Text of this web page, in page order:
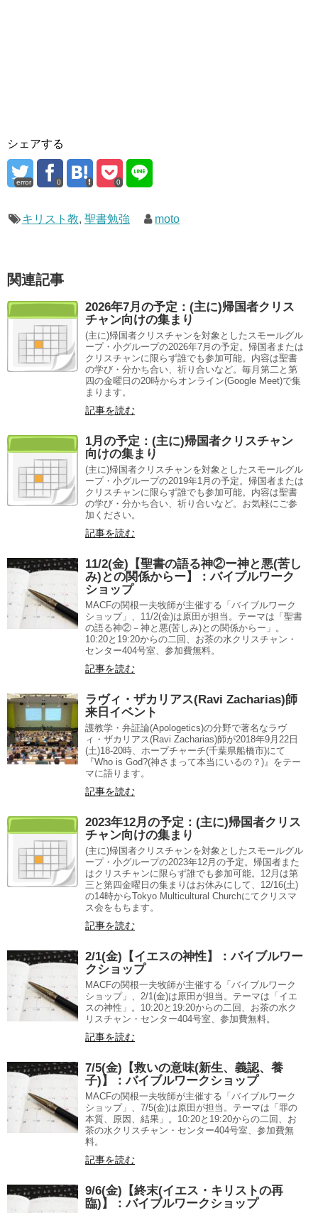
シェアする
error 0 0
キリスト教, 聖書勉強 moto
関連記事
2026年7月の予定：(主に)帰国者クリス
チャン向けの集まり
(主に)帰国者クリスチャンを対象としたスモールグル
ープ・小グループの2026年7月の予定。帰国者または
クリスチャンに限らず誰でも参加可能。内容は聖書
の学び・分かち合い、祈り合いなど。毎月第二と第
四の金曜日の20時からオンライン(Google Meet)で集
まります。
記事を読む
1月の予定：(主に)帰国者クリスチャン
向けの集まり
(主に)帰国者クリスチャンを対象としたスモールグル
ープ・小グループの2019年1月の予定。帰国者または
クリスチャンに限らず誰でも参加可能。内容は聖書
の学び・分かち合い、祈り合いなど。お気軽にご参
加ください。
記事を読む
11/2(金)【聖書の語る神②ー神と悪(苦し
み)との関係からー】：バイブルワーク
ショップ
MACFの関根一夫牧師が主催する「バイブルワーク
ショップ」、11/2(金)は原田が担当。テーマは「聖書
の語る神②－神と悪(苦しみ)との関係からー」。
10:20と19:20からの二回、お茶の水クリスチャン・
センター404号室、参加費無料。
記事を読む
ラヴィ・ザカリアス(Ravi Zacharias)師
来日イベント
護教学・弁証論(Apologetics)の分野で著名なラヴ
ィ・ザカリアス(Ravi Zacharias)師が2018年9月22日
(土)18-20時、ホープチャーチ(千葉県船橋市)にて
『Who is God?(神さまって本当にいるの？)』をテー
マに語ります。
記事を読む
2023年12月の予定：(主に)帰国者クリス
チャン向けの集まり
(主に)帰国者クリスチャンを対象としたスモールグル
ープ・小グループの2023年12月の予定。帰国者また
はクリスチャンに限らず誰でも参加可能。12月は第
三と第四金曜日の集まりはお休みにして、12/16(土)
の14時からTokyo Multicultural Churchにてクリスマ
ス会をもちます。
記事を読む
2/1(金)【イエスの神性】：バイブルワー
クショップ
MACFの関根一夫牧師が主催する「バイブルワーク
ショップ」、2/1(金)は原田が担当。テーマは「イエ
スの神性」。10:20と19:20からの二回、お茶の水ク
リスチャン・センター404号室、参加費無料。
記事を読む
7/5(金)【救いの意味(新生、義認、養
子)】：バイブルワークショップ
MACFの関根一夫牧師が主催する「バイブルワーク
ショップ」、7/5(金)は原田が担当。テーマは「罪の
本質、原因、結果」。10:20と19:20からの二回、お
茶の水クリスチャン・センター404号室、参加費無
料。
記事を読む
9/6(金)【終末(イエス・キリストの再
臨)】：バイブルワークショップ